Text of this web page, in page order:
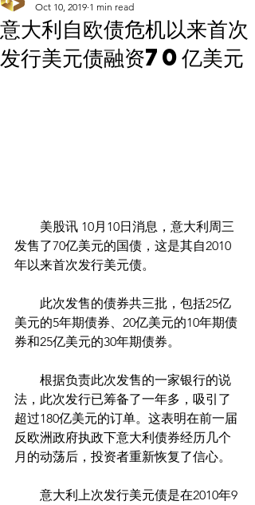
意大利自欧债危机以来首次
发行美元债融资70亿美元
Oct 10, 2019 1 min read
发售了70亿美元的国债，这是其自2010
年以来首次发行美元债。
此次发售的债券共三批，包括25亿
美元的5年期债券、20亿美元的10年期债
券和25亿美元的30年期债券。
根据负责此次发售的一家银行的说
法，此次发行已筹备了一年多，吸引了
超过180亿美元的订单。这表明在前一届
反欧洲政府执政下意大利债券经历几个
月的动荡后，投资者重新恢复了信心。
意大利上次发行美元债是在2010年9